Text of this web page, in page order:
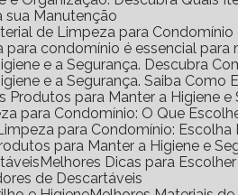
sua Manutenção
de Limpeza para Condomínio
para condomínio é essencial
e a Segurança. Descubra
e a Segurança. Saiba
Produtos para Manter a Higiene e
para Condomínio: O Que
Limpeza para Condomínio:
para Manter a Higiene e
Melhores Dicas para
de Descartáveis